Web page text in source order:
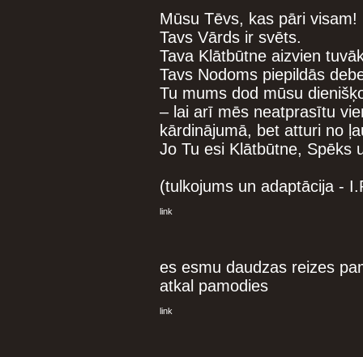
Mūsu Tēvs, kas pāri visam!
Tavs Vārds ir svēts.
Tava Klātbūtne aizvien
Tavs Nodoms piepildās
Tu mums dod mūsu
– lai arī mēs neatprasītu
kārdinājumā, bet atturi no
Jo Tu esi Klātbūtne, Spēks
(tulkojums un adaptācija -
link
es esmu daudzas reizes
atkal pamodies
link